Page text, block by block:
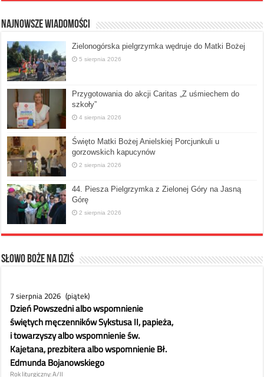
Najnowsze Wiadomości
Zielonogórska pielgrzymka wędruje do Matki Bożej
5 sierpnia 2026
Przygotowania do akcji Caritas „Z uśmiechem do
szkoły”
4 sierpnia 2026
Święto Matki Bożej Anielskiej Porcjunkuli u
gorzowskich kapucynów
2 sierpnia 2026
44. Piesza Pielgrzymka z Zielonej Góry na Jasną
Górę
2 sierpnia 2026
Słowo Boże na dziś